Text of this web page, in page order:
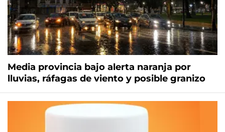
Media provincia bajo alerta naranja por
lluvias, ráfagas de viento y posible granizo